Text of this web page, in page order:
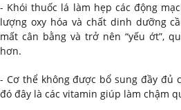
- Khói thuốc lá làm hẹp các động
lượng oxy hóa và chất dinh dưỡng
mất cân bằng và trở nên “yếu ớt”,
hơn.
- Cơ thể không được bổ sung đầy đủ
đó đây là các vitamin giúp làm chậm